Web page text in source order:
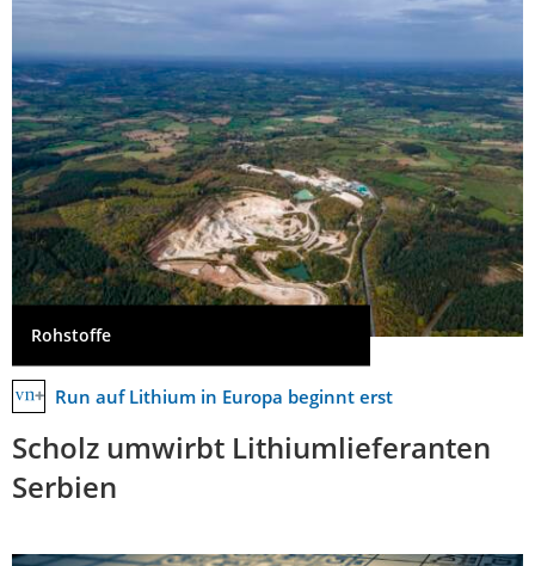
Rohstoffe
Run auf Lithium in Europa beginnt erst
Scholz umwirbt Lithiumlieferanten
Serbien